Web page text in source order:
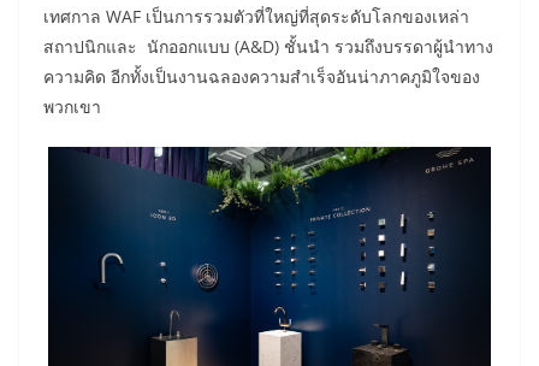
เทศกาล WAF เป็นการรวมตัวที่ใหญ่ที่สุดระดับโลกของเหล่า
สถาปนิกและ นักออกแบบ (A&D) ชั้นนำ รวมถึงบรรดาผู้นำทาง
ความคิด อีกทั้งเป็นงานฉลองความสำเร็จอันน่าภาคภูมิใจของ
พวกเขา